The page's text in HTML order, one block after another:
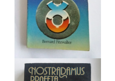
Novela negra
Novela romántica
Otros idiomas
Papás, Mamás, bebés...